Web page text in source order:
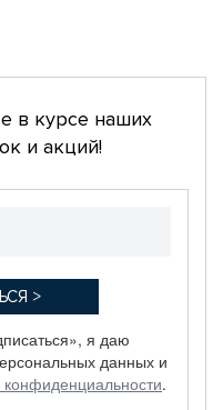
в курсе наших
и акций!
я даю
данных и
конфиденциальности.